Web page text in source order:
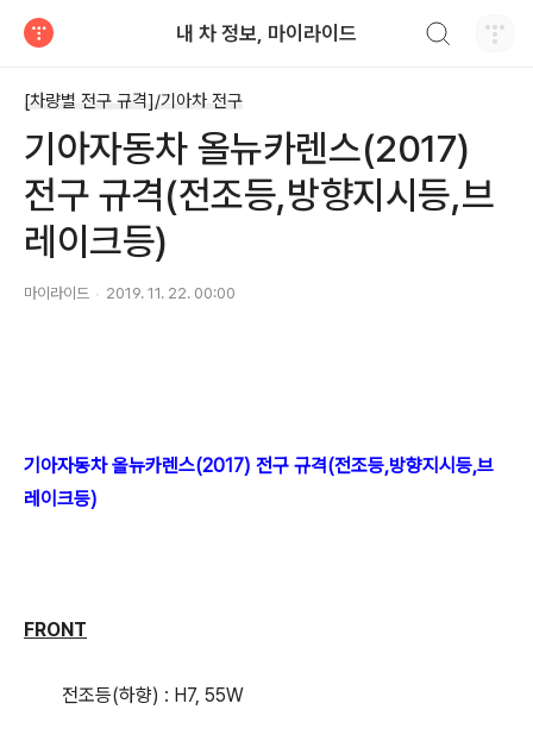
내 차 정보, 마이라이드
[차량별 전구 규격]/기아차 전구
기아자동차 올뉴카렌스(2017)
전구 규격(전조등,방향지시등,브
레이크등)
마이라이드 2019. 11. 22. 00:00
기아자동차 올뉴카렌스(2017) 전구 규격(전조등,방향지시등,브
레이크등)
FRONT
전조등(하향) : H7, 55W